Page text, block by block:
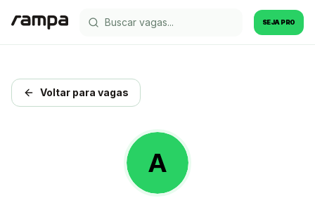
SEJA PRO
Voltar para vagas
A